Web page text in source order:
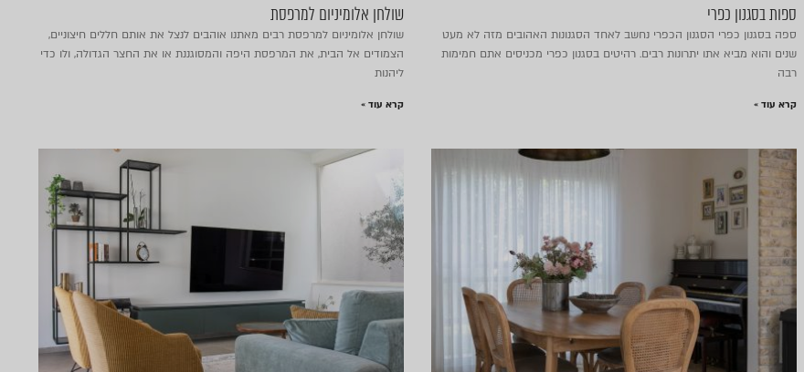
ספות בסגנון כפרי
ספה בסגנון כפרי הסגנון הכפרי נחשב לאחד הסגנונות האהובים מזה לא מעט
שנים והוא מביא אתו יתרונות רבים. רהיטים בסגנון כפרי מכניסים אתם חמימות
רבה
קרא עוד »
שולחן אלומיניום למרפסת
שולחן אלומיניום למרפסת רבים מאתנו אוהבים לנצל את אותם חללים חיצוניים,
הצמודים אל הבית, את המרפסת היפה והמסוגננת או את החצר הגדולה, ולו כדי
ליהנות
קרא עוד »